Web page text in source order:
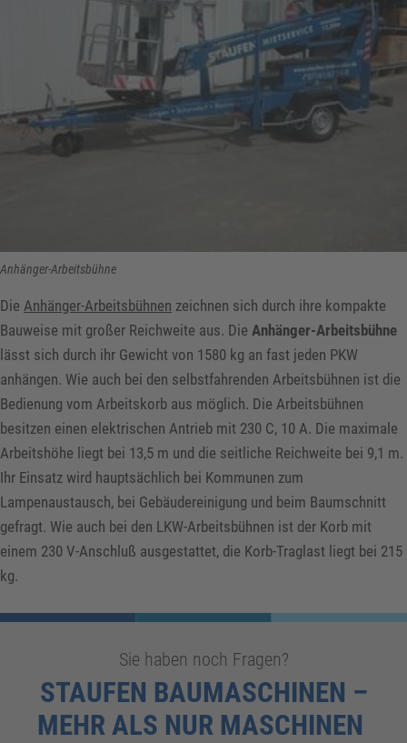
Anhänger-Arbeitsbühne
Die Anhänger-Arbeitsbühnen zeichnen sich durch ihre kompakte
Bauweise mit großer Reichweite aus. Die Anhänger-Arbeitsbühne
lässt sich durch ihr Gewicht von 1580 kg an fast jeden PKW
anhängen. Wie auch bei den selbstfahrenden Arbeitsbühnen ist die
Bedienung vom Arbeitskorb aus möglich. Die Arbeitsbühnen
besitzen einen elektrischen Antrieb mit 230 C, 10 A. Die maximale
Arbeitshöhe liegt bei 13,5 m und die seitliche Reichweite bei 9,1 m.
Ihr Einsatz wird hauptsächlich bei Kommunen zum
Lampenaustausch, bei Gebäudereinigung und beim Baumschnitt
gefragt. Wie auch bei den LKW-Arbeitsbühnen ist der Korb mit
einem 230 V-Anschluß ausgestattet, die Korb-Traglast liegt bei 215
kg.
Sie haben noch Fragen?
STAUFEN BAUMASCHINEN –
MEHR ALS NUR MASCHINEN